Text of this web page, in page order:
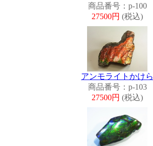
商品番号：p-100
27500円 (税込)
アンモライトかけら
商品番号：p-103
27500円 (税込)